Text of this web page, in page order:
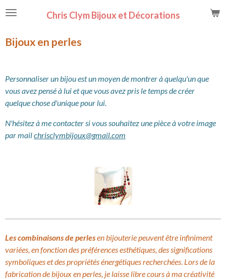
Passer
principal
Chris Clym Bijoux et Décorations
Bijoux en perles
Personnaliser un bijou est un moyen de montrer à quelqu'un que
vous avez pensé à lui et que vous avez pris le temps de créer
quelque chose d'unique pour lui.
N'hésitez à me contacter si vous souhaitez une pièce à votre image
par mailchrisclymbijoux@gmail.com
Les combinaisons de perlesen bijouterie peuvent être infiniment
variées, en fonction des préférences esthétiques, des significations
symboliques et des propriétés énergétiques recherchées. Lors de la
fabrication de bijoux en perles, je laisse libre cours à ma créativité